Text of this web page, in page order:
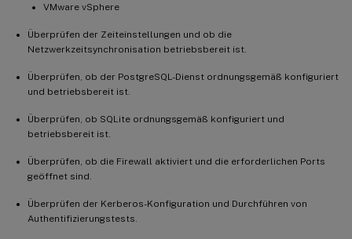
VMware vSphere
Überprüfen der Zeiteinstellungen und ob die
Netzwerkzeitsynchronisation betriebsbereit ist.
Überprüfen, ob der PostgreSQL-Dienst ordnungsgemäß konfiguriert
und betriebsbereit ist.
Überprüfen, ob SQLite ordnungsgemäß konfiguriert und
betriebsbereit ist.
Überprüfen, ob die Firewall aktiviert und die erforderlichen Ports
geöffnet sind.
Überprüfen der Kerberos-Konfiguration und Durchführen von
Authentifizierungstests.